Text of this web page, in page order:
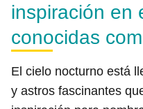
inspiración en
conocidas
El cielo nocturno está
y astros fascinantes